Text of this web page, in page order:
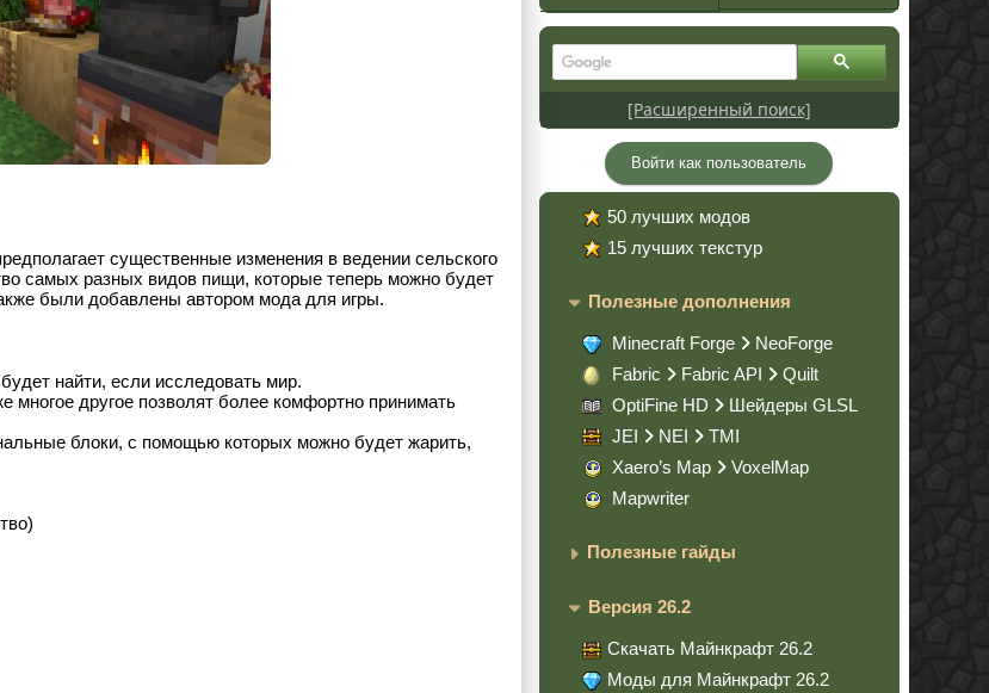
существенные изменения в ведении сельского
самых разных видов пищи, которые теперь можно будет
были добавлены автором мода для игры.
найти, если исследовать мир.
многое другое позволят более комфортно принимать
блоки, с помощью которых можно будет жарить,
[Расширенный поиск]
Войти как пользователь
50 лучших модов
15 лучших текстур
Полезные дополнения
Minecraft Forge
NeoForge
Fabric
Fabric API
Quilt
OptiFine HD
Шейдеры GLSL
JEI
NEI
TMI
Xaero’s Map
VoxelMap
Mapwriter
Полезные гайды
Версия 26.2
Скачать Майнкрафт 26.2
Моды для Майнкрафт 26.2